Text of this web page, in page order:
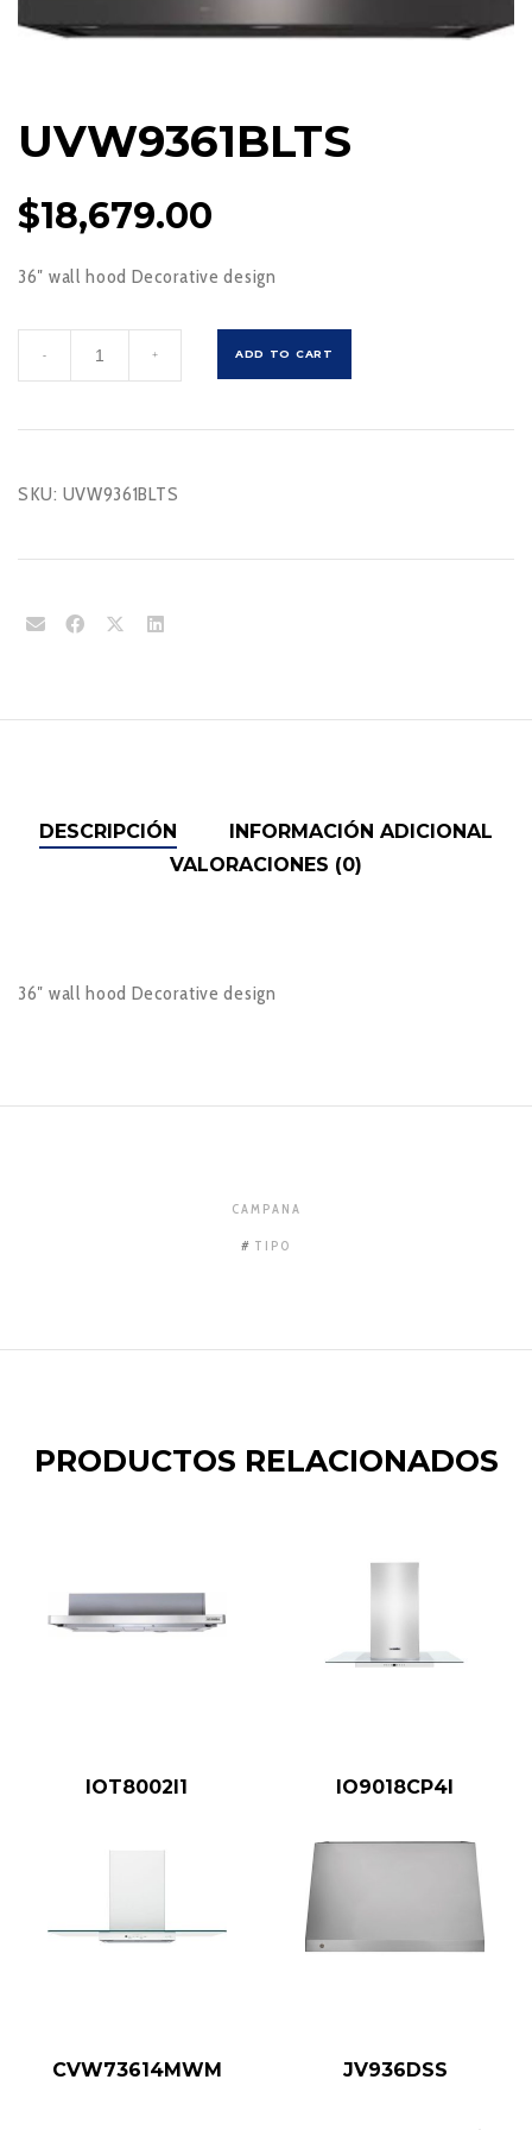
UVW9361BLTS
$18,679.00
36″ wall hood Decorative design
cantidad
- + ADD TO CART
SKU: UVW9361BLTS
DESCRIPCIÓN
INFORMACIÓN ADICIONAL
VALORACIONES (0)
36″ wall hood Decorative design
CAMPANA
TIPO
PRODUCTOS RELACIONADOS
IOT8002I1 IO9018CP4I
CVW73614MWM JV936DSS